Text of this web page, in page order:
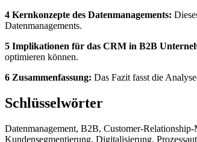
4 Kernkonzepte des Datenmanagements:
Datenmanagements.
5 Implikationen für das CRM in B2B
optimieren können.
6 Zusammenfassung: Das Fazit fasst die
Schlüsselwörter
Datenmanagement, B2B, Customer-
Kundensegmentierung, Digitalisierung,